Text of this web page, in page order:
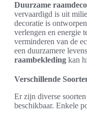
Duurzame
vervaardigd is uit
decoratie is
verlengen en energie
verminderen van de
een duurzamere
raambekleding kan
Verschillende
Er zijn diverse soorten
beschikbaar. Enkele